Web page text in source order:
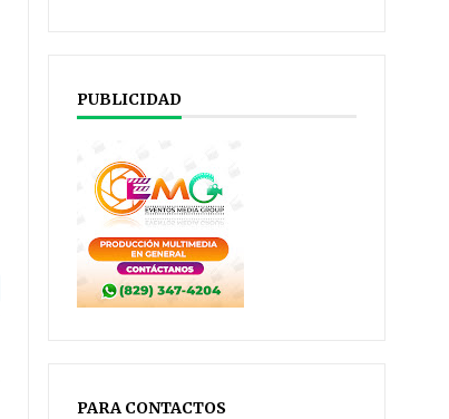
PUBLICIDAD
PARA CONTACTOS